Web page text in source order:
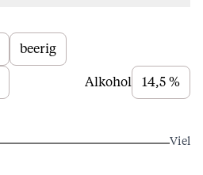
beerig
Alkohol 14,5 %
Viel